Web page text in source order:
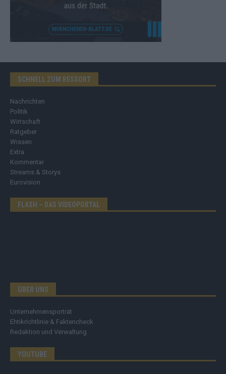
SCHNELL ZUM RESSORT
Nachrichten
Politik
Wirtschaft
Ratgeber
Wissen
Extra
Kommentar
Streams & Storys
Eurovision
FLASH – DAS VIDEOPORTAL
ÜBER UNS
Unternehmensporträt
Ehtikrichtlinie & Faktencheck
Redaktion und Verwaltung
YOUTUBE